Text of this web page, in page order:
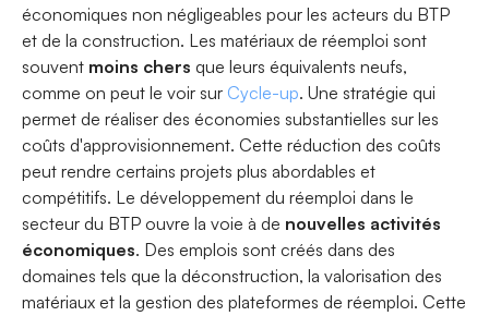
économiques non négligeables pour les acteurs du BTP
et de la construction. Les matériaux de réemploi sont
souvent moins chers que leurs équivalents neufs,
comme on peut le voir sur Cycle-up. Une stratégie qui
permet de réaliser des économies substantielles sur les
coûts d'approvisionnement. Cette réduction des coûts
peut rendre certains projets plus abordables et
compétitifs. Le développement du réemploi dans le
secteur du BTP ouvre la voie à de nouvelles activités
économiques. Des emplois sont créés dans des
domaines tels que la déconstruction, la valorisation des
matériaux et la gestion des plateformes de réemploi. Cette